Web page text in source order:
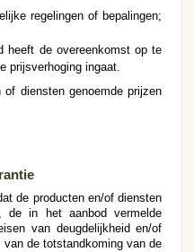
regelingen of bepalingen;
heeft de overeenkomst op te
prijsverhoging ingaat.
diensten genoemde prijzen
de producten en/of diensten
de in het aanbod vermelde
van deugdelijkheid en/of
van de totstandkoming van de